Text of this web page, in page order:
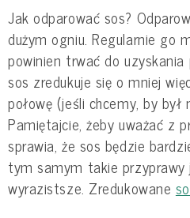
Jak odparować sos?
dużym ogniu. Regularnie go
powinien trwać do
sos zredukuje się o mniej
połowę (jeśli chcemy, by
Pamiętajcie, żeby uważać z
sprawia, że sos będzie
tym samym takie
wyrazistsze. Zredukowane